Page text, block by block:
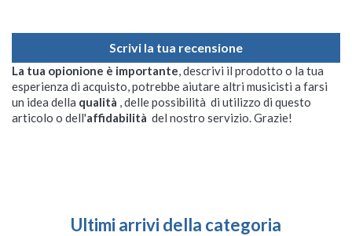
Scrivi la tua recensione
La tua opionione è importante, descrivi il prodotto o la tua
esperienza di acquisto, potrebbe aiutare altri musicisti a farsi
un idea della qualità , delle possibilità di utilizzo di questo
articolo o dell'affidabilità del nostro servizio. Grazie!
Ultimi arrivi della categoria